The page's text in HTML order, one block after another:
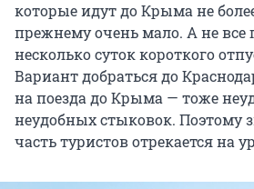
которые идут до Крыма не
прежнему очень мало. А не все
несколько суток короткого
Вариант добраться до
на поезда до Крыма — тоже
неудобных стыковок. Поэтому
часть туристов отрекается на